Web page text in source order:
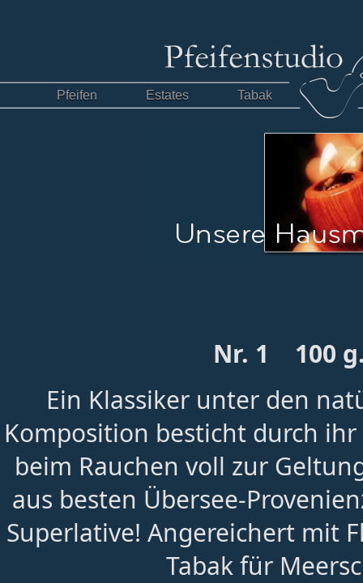
Pfeifen Estates Tabak
Nr. 1 100
Ein Klassiker unter den
Komposition besticht durch
beim Rauchen voll zur
aus besten Übersee-
Superlative! Angereichert mit
Tabak für